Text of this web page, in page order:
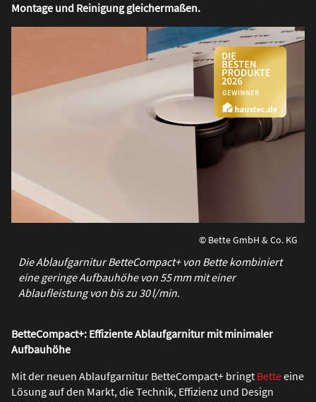
Montage und Reinigung gleichermaßen.
© Bette GmbH & Co. KG
Die Ablaufgarnitur BetteCompact+ von Bette kombiniert
eine geringe Aufbauhöhe von 55 mm mit einer
Ablaufleistung von bis zu 30 l/min.
BetteCompact+: Effiziente Ablaufgarnitur mit minimaler
Aufbauhöhe
Mit der neuen Ablaufgarnitur BetteCompact+ bringt Betteeine
Lösung auf den Markt, die Technik, Effizienz und Design